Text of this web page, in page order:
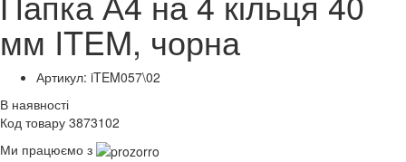
мм ITEM, чорна
Артикул: iTEM057\02
В наявності
Код товару 3873102
Ми працюємо з